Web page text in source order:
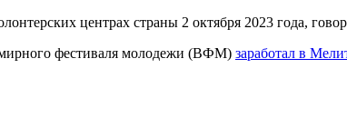
центрах страны 2 октября 2023 года,
фестиваля молодежи (ВФМ) заработал в